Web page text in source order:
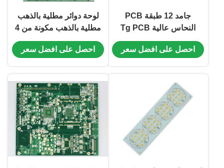
جامد 12 طبقة PCB
النحاس عالية Tg PCB
S1000-2 ENIG 2u "أخضر
أبيض
احصل على افضل سعر
لوحة دوائر مطلية بالذهب
مطلية بالذهب مكونة من 4
طبقات من لوحات الدوائر
الإلكترونية ENIG MID
احصل على افضل سعر